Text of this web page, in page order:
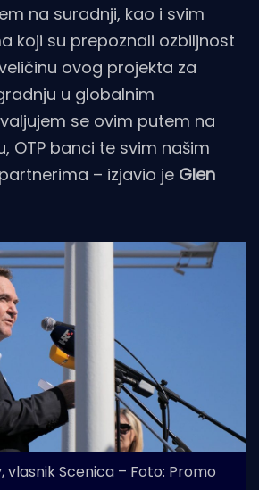
na suradnji, kao i svim
koji su prepoznali ozbiljnost
ovog projekta za
u globalnim
se ovim putem na
OTP banci te svim našim
– izjavio je Glen
vlasnik Scenica – Foto: Promo